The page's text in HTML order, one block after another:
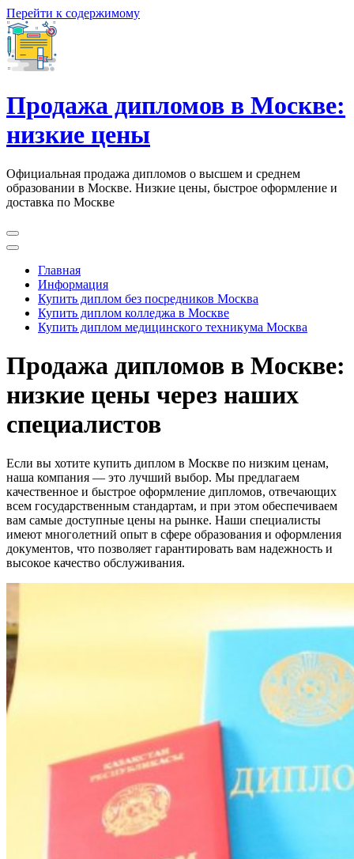
Перейти к содержимому
Продажа дипломов в Москве:
низкие цены
Официальная продажа дипломов о высшем и среднем
образовании в Москве. Низкие цены, быстрое оформление и
доставка по Москве
Главная
Информация
Купить диплом без посредников Москва
Купить диплом колледжа в Москве
Купить диплом медицинского техникума Москва
Продажа дипломов в Москве:
низкие цены через наших
специалистов
Если вы хотите купить диплом в Москве по низким ценам,
наша компания — это лучший выбор. Мы предлагаем
качественное и быстрое оформление дипломов, отвечающих
всем государственным стандартам, и при этом обеспечиваем
вам самые доступные цены на рынке. Наши специалисты
имеют многолетний опыт в сфере образования и оформления
документов, что позволяет гарантировать вам надежность и
высокое качество обслуживания.